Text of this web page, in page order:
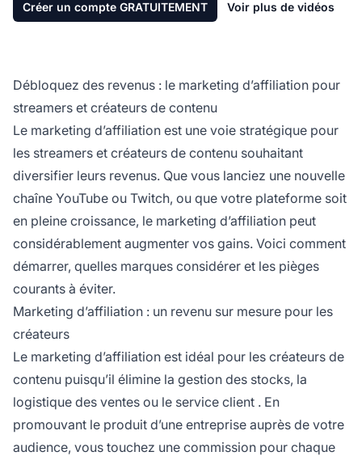
Créer un compte GRATUITEMENT Voir plus de vidéos
Débloquez des revenus : le marketing d’affiliation pour
streamers et créateurs de contenu
Le marketing d’affiliation est une voie stratégique pour
les streamers et créateurs de contenu souhaitant
diversifier leurs revenus. Que vous lanciez une nouvelle
chaîne YouTube ou Twitch, ou que votre plateforme soit
en pleine croissance, le marketing d’affiliation peut
considérablement augmenter vos gains. Voici comment
démarrer, quelles marques considérer et les pièges
courants à éviter.
Marketing d’affiliation : un revenu sur mesure pour les
créateurs
Le marketing d’affiliation est idéal pour les créateurs de
contenu puisqu’il élimine la gestion des stocks, la
logistique des ventes ou le service client . En
promouvant le produit d’une entreprise auprès de votre
audience, vous touchez une commission pour chaque